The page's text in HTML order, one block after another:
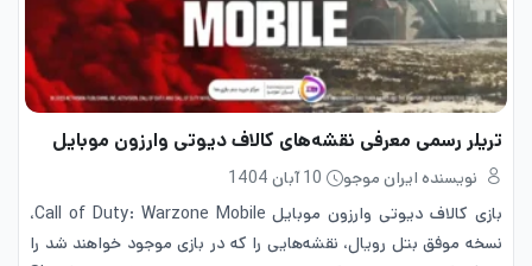
تریلر رسمی معرفی نقشه‌های کالاف دیوتی وارزون موبایل
نویسنده ایران موجو
10 آبان 1404
بازی کالاف دیوتی وارزون موبایل Call of Duty: Warzone Mobile،
نسخه موفق بتل رویال، نقشه‌هایی را که در بازی موجود خواهند شد را